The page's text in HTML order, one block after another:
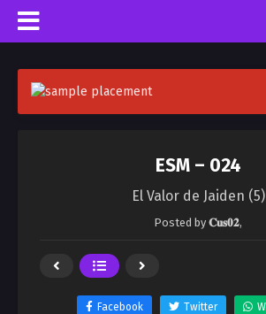
ESM – 024
El Valor de Jaiden (5)
Posted by 𝐂𝐮𝐬𝟎𝟐,
Facebook Twitter